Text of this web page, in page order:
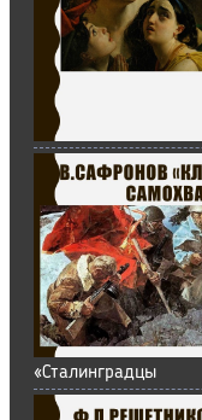
«Сталинградцы